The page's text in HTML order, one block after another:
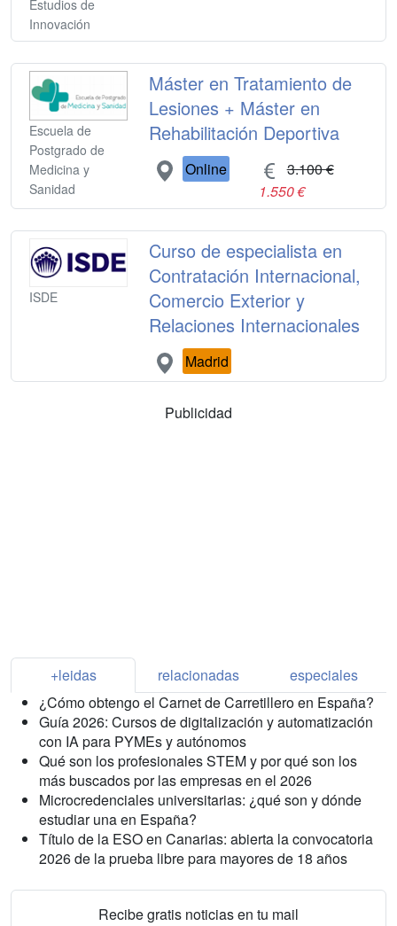
Estudios de
Innovación
Escuela de
Postgrado de
Medicina y
Sanidad
Máster en Tratamiento de
Lesiones + Máster en
Rehabilitación Deportiva
Online
3.100 €
1.550 €
ISDE
Curso de especialista en
Contratación Internacional,
Comercio Exterior y
Relaciones Internacionales
Madrid
Publicidad
+leidas relacionadas
especiales
¿Cómo obtengo el Carnet de Carretillero en España?
Guía 2026: Cursos de digitalización y automatización
con IA para PYMEs y autónomos
Qué son los profesionales STEM y por qué son los
más buscados por las empresas en el 2026
Microcredenciales universitarias: ¿qué son y dónde
estudiar una en España?
Título de la ESO en Canarias: abierta la convocatoria
2026 de la prueba libre para mayores de 18 años
Recibe gratis noticias en tu mail